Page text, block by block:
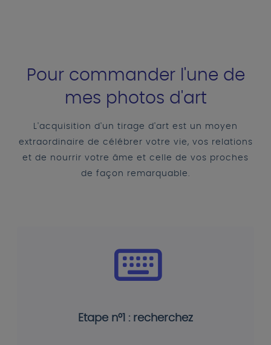
Pour commander l'une de
mes photos d'art
L'acquisition d'un tirage d'art est un moyen
extraordinaire de célébrer votre vie, vos relations
et de nourrir votre âme et celle de vos proches
de façon remarquable.
Etape n°1 : recherchez